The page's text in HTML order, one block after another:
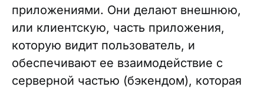
приложениями. Они делают внешнюю,
или клиентскую, часть приложения,
которую видит пользователь, и
обеспечивают ее взаимодействие с
серверной частью (бэкендом), которая